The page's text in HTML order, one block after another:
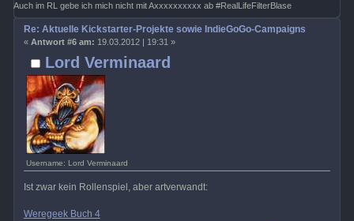
Auch im RL gebe ich mich nicht mit Axxxxxxxxxx ab #RealLifeFilterBlase
Lord Verminaard
Username: Lord Verminaard
Re: Aktuelle Kickstarter-Projekte sowie IndieGoGo-Campaigns
« Antwort #6 am: 19.03.2012 | 19:31 »
Ist zwar kein Rollenspiel, aber artverwandt:
Weregeek Buch 4